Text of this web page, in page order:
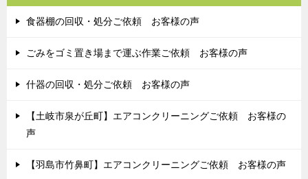
食器棚の回収・処分ご依頼 お客様の声
ごみをゴミ置き場まで運ぶ作業ご依頼 お客様の声
什器の回収・処分ご依頼 お客様の声
【土岐市泉が丘町】エアコンクリーニングご依頼 お客様の
声
【羽島市竹鼻町】エアコンクリーニングご依頼 お客様の声